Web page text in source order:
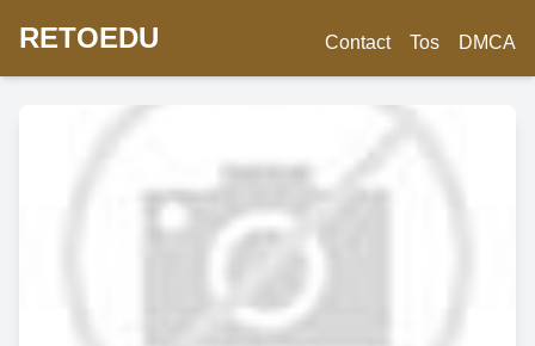
RETOEDU Contact Tos DMCA